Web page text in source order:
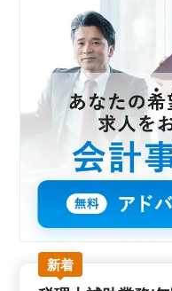
迎します。学歴に関し
が求められます。ベテ
を活かして成長でき
＞ 年収は280万円か
ます。賞与は年3回支
どの福利厚生も整って
115日と、メリハリの
新着